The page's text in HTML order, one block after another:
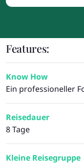
Features:
Know How
Ein professioneller
Reisedauer
8 Tage
Kleine Reisegruppe